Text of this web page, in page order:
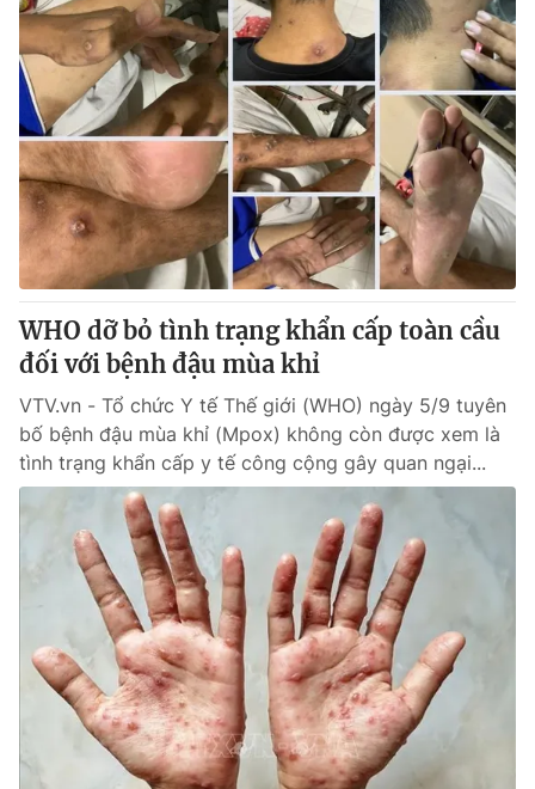
Y tế
Thế giới
Tin tức
Thế giới đó đây
Câu chuyện quốc tế
Kinh tế
Tài chính
Thị trường
Góc doanh nghiệp
Dữ liệu và đời sống
Truyền hình
Hậu trường
Nhân vật
Khán giả
Giải sao mai
Giải trí
Điện ảnh
Đời sống
Làm đẹp
Chất lượng cuộc sống
Giáo dục
Tuyển sinh
Học trực tuyến
Công nghệ
Hitech Công nghệ tương lai
Sản phẩm
Thị trường
Giao lưu trực tuyến
Lịch phát sóng
WHO dỡ bỏ tình trạng khẩn cấp toàn cầu
đối với bệnh đậu mùa khỉ
VTV.vn - Tổ chức Y tế Thế giới (WHO) ngày 5/9 tuyên
bố bệnh đậu mùa khỉ (Mpox) không còn được xem là
tình trạng khẩn cấp y tế công cộng gây quan ngại...